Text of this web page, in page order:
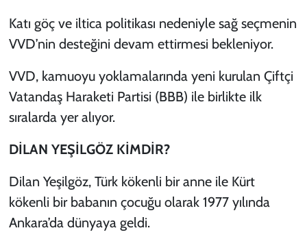
Katı göç ve iltica politikası nedeniyle sağ seçmenin
VVD’nin desteğini devam ettirmesi bekleniyor.
VVD, kamuoyu yoklamalarında yeni kurulan Çiftçi
Vatandaş Haraketi Partisi (BBB) ile birlikte ilk
sıralarda yer alıyor.
DİLAN YEŞİLGÖZ KİMDİR?
Dilan Yeşilgöz, Türk kökenli bir anne ile Kürt
kökenli bir babanın çocuğu olarak 1977 yılında
Ankara’da dünyaya geldi.